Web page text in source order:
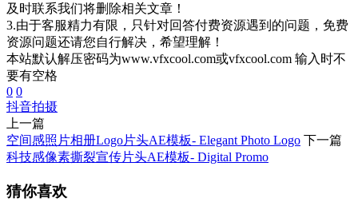
及时联系我们将删除相关文章！
3.由于客服精力有限，只针对回答付费资源遇到的问题，免费
资源问题还请您自行解决，希望理解！
本站默认解压密码为www.vfxcool.com或vfxcool.com 输入时不
要有空格
0 0
抖音拍摄
上一篇
空间感照片相册Logo片头AE模板- Elegant Photo Logo 下一篇
科技感像素撕裂宣传片头AE模板- Digital Promo
猜你喜欢